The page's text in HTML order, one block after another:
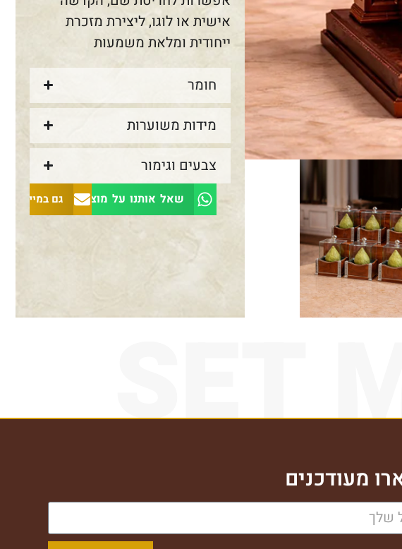
אישית או לוגו, ליצירת מזכרת
ייחודית ומלאת משמעות
חומר
מידות משוערות
צבעים וגימור
שאל אותנו על מוצר זה גם במייל
SET
מעודכנים